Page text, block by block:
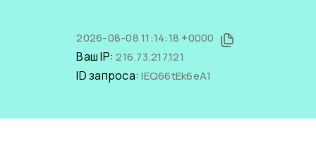
2026-08-08 11:14:18 +0000
Ваш IP:216.73.217.121
ID запроса:IEQ66tEk6eA1